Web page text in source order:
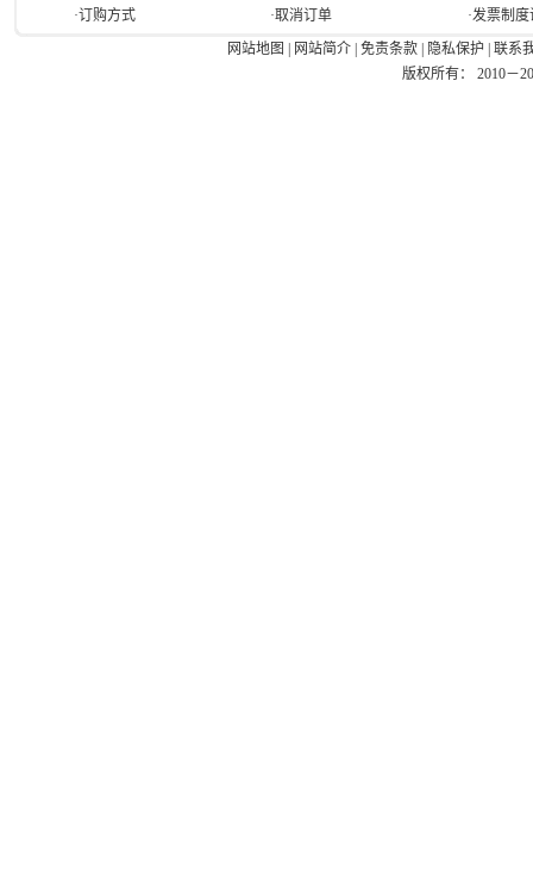
·订购方式
·取消订单
·发票制
网站地图
网站简介 免责条款 隐私保护
联系
版权所有： 2010－